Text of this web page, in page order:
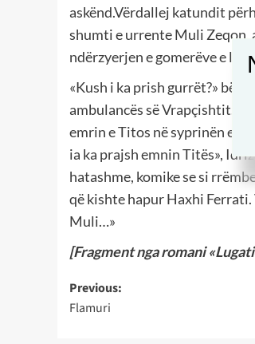
askënd.Vërdallej katundit
shumti e urrente Muli Zeqon,
ndërzyerjen e gomerëve e
«Kush i ka prish gurrët?»
ambulancës së Vrapçishtit.
emrin e Titos në syprinën e
ia ka prajsh emnin Titës»,
hatashme, komike se si
që kishte hapur Haxhi
Muli…»
[Fragment nga romani
Post
navigation
Previous:
Flamuri